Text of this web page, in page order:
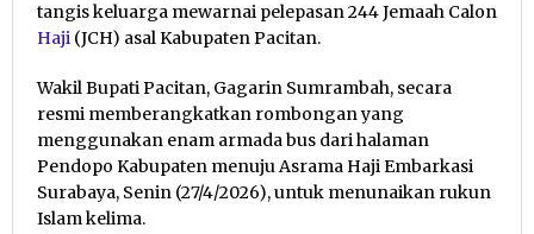
tangis keluarga mewarnai pelepasan 244 Jemaah Calon
Haji (JCH) asal Kabupaten Pacitan.
Wakil Bupati Pacitan, Gagarin Sumrambah, secara
resmi memberangkatkan rombongan yang
menggunakan enam armada bus dari halaman
Pendopo Kabupaten menuju Asrama Haji Embarkasi
Surabaya, Senin (27/4/2026), untuk menunaikan rukun
Islam kelima.